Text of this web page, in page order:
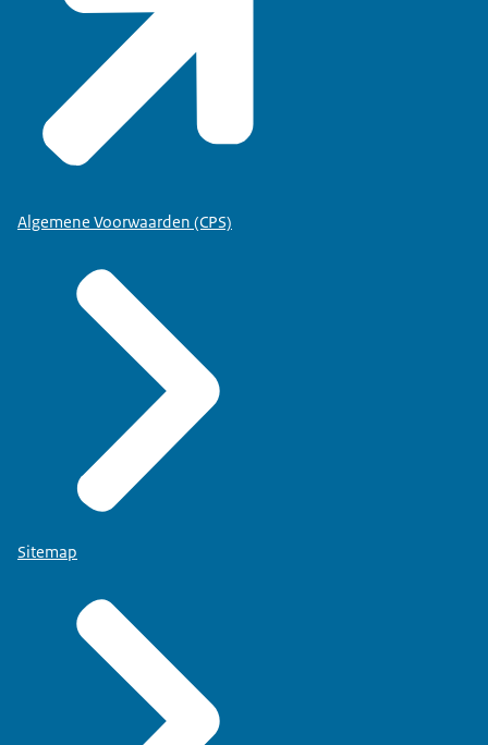
Algemene Voorwaarden (CPS)
Sitemap